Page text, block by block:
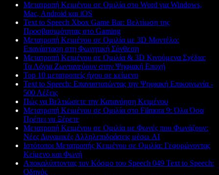
Μετατροπή Κειμένου σε Ομιλία στο Word για Windows,
Mac, Android και iOS
Text to Speech Xbox Game Bar: Βελτίωση της
Προσβασιμότητας στο Gaming
Μετατροπή Κειμένου σε Ομιλία με 3D Μοντέλο:
Επανάσταση στη Φωνητική Σύνθεση
Μετατροπή Κειμένου σε Ομιλία & 3D Κινούμενα Σχέδια:
Τα Λόγια Ζωντανεύουν στην Ψηφιακή Εποχή
Top 10 μετατροπείς ήχου σε κείμενο
Text to Speech: Επαναστατώντας την Ψηφιακή Επικοινωνία -
500 Λέξεις
Πώς να Βελτιώσετε την Κατανόηση Κειμένου
Μετατροπή Κειμένου σε Ομιλία στο Filmora 9: Όλα Όσα
Πρέπει να Ξέρετε
Μετατροπή Κειμένου σε Ομιλία με Φωνές που Φωνάζουν:
Νέες Δυναμικές Αλληλεπιδράσεις μέσω AI
Ιστότοποι Μετατροπής Κειμένου σε Ομιλία: Γεφυρώνοντας
Κείμενο και Φωνή
Αποκαλύπτοντας τον Κόσμο του Speech 049 Text to Speech:
Οδηγός